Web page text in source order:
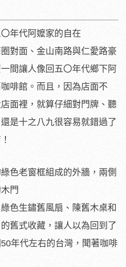
年代阿嬤家的自在
對面、金山南路與仁愛路豪
間讓人像回五〇年代鄉下阿
啡館。而且，因為店面不
面裡，就算仔細對門牌、聽
是十之八九很容易就錯過了
色老窗框組成的外牆，兩側
門
色生鏽舊風扇、陳舊木桌和
舊式收藏，讓人以為回到了
年代左右的台灣，聞著咖啡